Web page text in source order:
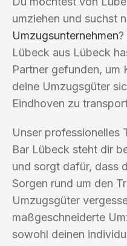
umziehen und suchst
Umzugsunternehmen?
Lübeck aus Lübeck
Partner gefunden, um
deine Umzugsgüter
Eindhoven zu
Unser professionelles
Bar Lübeck steht dir
und sorgt dafür, dass
Sorgen rund um den
Umzugsgüter
maßgeschneiderte
sowohl deinen